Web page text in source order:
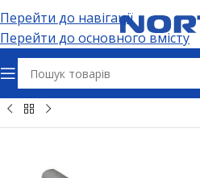
Перейти до навігації
Перейти до основного вмісту
продукція Кріплення